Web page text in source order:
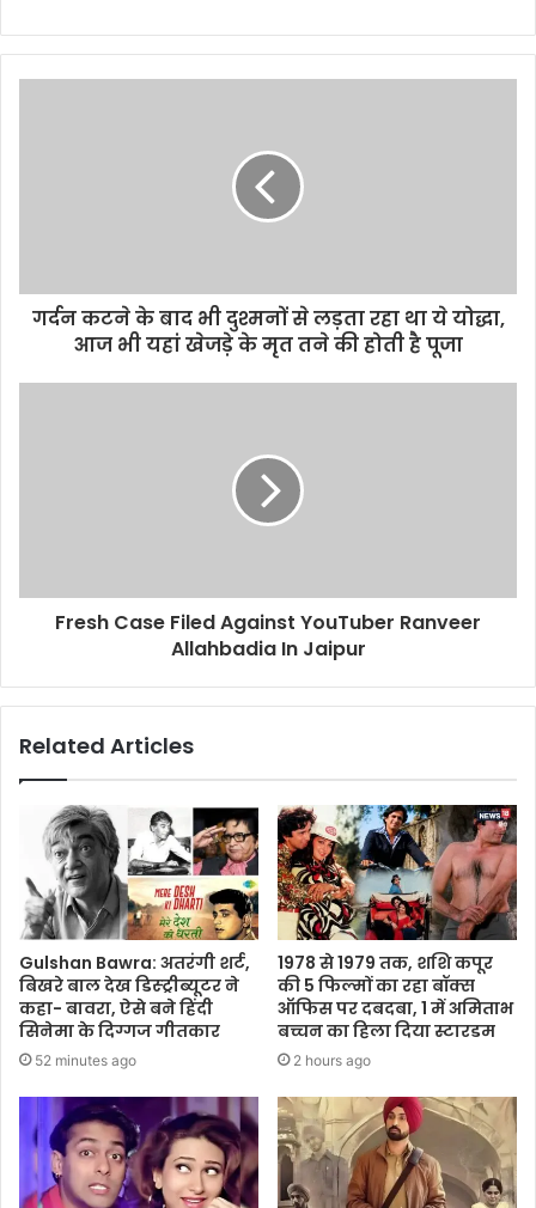
गर्दन कटने के बाद भी दुश्मनों से लड़ता रहा था ये योद्धा,
आज भी यहां खेजड़े के मृत तने की होती है पूजा
Fresh Case Filed Against YouTuber Ranveer
Allahbadia In Jaipur
Related Articles
Gulshan Bawra: अतरंगी शर्ट,
बिखरे बाल देख डिस्ट्रीब्यूटर ने
कहा- बावरा, ऐसे बने हिंदी
सिनेमा के दिग्गज गीतकार
52 minutes ago
1978 से 1979 तक, शशि कपूर
की 5 फिल्मों का रहा बॉक्स
ऑफिस पर दबदबा, 1 में अमिताभ
बच्चन का हिला दिया स्टारडम
2 hours ago